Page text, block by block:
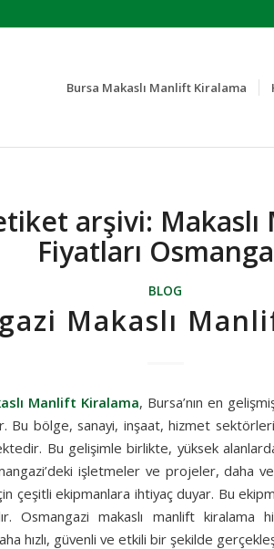
Bursa Makaslı Manlift Kiralama
arşivi:
Fiyatları
BLOG
Makaslı
Manlift Kiralama, Bursa’nın en
Bu bölge, sanayi, inşaat, hizmet
Bu gelişimle birlikte, yüksek
işletmeler ve projeler, daha
çeşitli ekipmanlara ihtiyaç duyar. Bu
Osmangazi makaslı manlift kiralama
hızlı, güvenli ve etkili bir şekilde